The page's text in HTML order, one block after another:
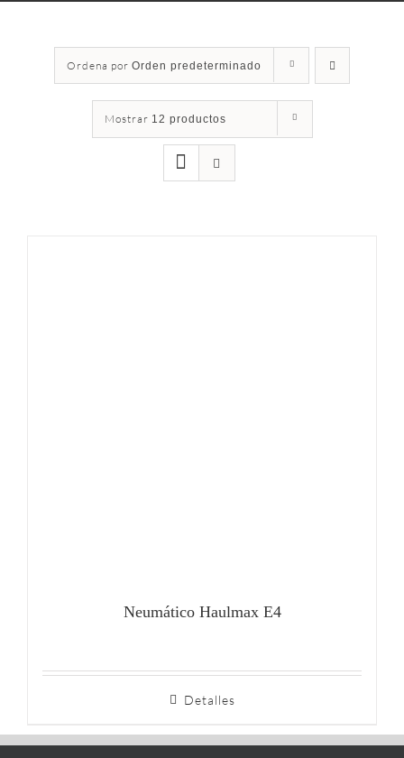
Ordena por Orden predeterminado
Mostrar 12 productos
Neumático Haulmax E4
Detalles